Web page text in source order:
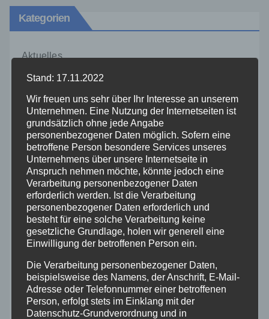
Kategorien
Aktuelles
Altenkirchen
Bundespolizei
Feuerwehr
Hilfsorganisationen
Mayen-Koblenz
Neuwied
Polizei
Stand: 17.11.2022
Wir freuen uns sehr über Ihr Interesse an unserem
Unternehmen. Eine Nutzung der Internetseiten ist
grundsätzlich ohne jede Angabe
personenbezogener Daten möglich. Sofern eine
betroffene Person besondere Services unseres
Unternehmens über unsere Internetseite in
Anspruch nehmen möchte, könnte jedoch eine
Verarbeitung personenbezogener Daten
erforderlich werden. Ist die Verarbeitung
personenbezogener Daten erforderlich und
besteht für eine solche Verarbeitung keine
gesetzliche Grundlage, holen wir generell eine
Einwilligung der betroffenen Person ein.
Die Verarbeitung personenbezogener Daten,
beispielsweise des Namens, der Anschrift, E-Mail-
Adresse oder Telefonnummer einer betroffenen
Person, erfolgt stets im Einklang mit der
Datenschutz-Grundverordnung und in